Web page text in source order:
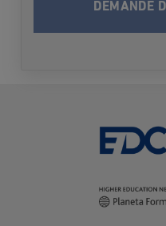
informe qu’elle
caractère personnel
Conformément à la
(UE) 2016/679 relatif
données à caractère